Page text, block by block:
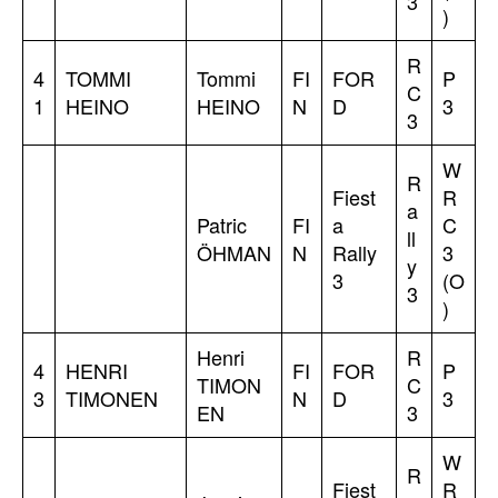
)
4
1
TOMMI
HEINO
Tommi
HEINO
FI
N
FOR
D
R
C
3
P
3
Patric
ÖHMAN
FI
N
Fiest
a
Rally
3
R
a
ll
y
3
W
R
C
3
(O
)
4
3
HENRI
TIMONEN
Henri
TIMON
EN
FI
N
FOR
D
R
C
3
P
3
Fiest
R
W
R